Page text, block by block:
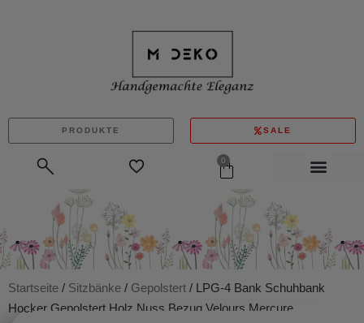
PRODUKTE SALE
0
Startseite / Sitzbänke / Gepolstert / LPG-4 Bank Schuhbank
Hocker Gepolstert Holz Nuss Bezug Velours Mercure